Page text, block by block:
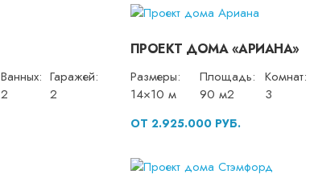
Ванных:
2
Гаражей:
2
ПРОЕКТ ДОМА «АРИАНА»
Размеры:
14×10 м
Площадь:
90 м2
Комнат:
3
ОТ 2.925.000 РУБ.